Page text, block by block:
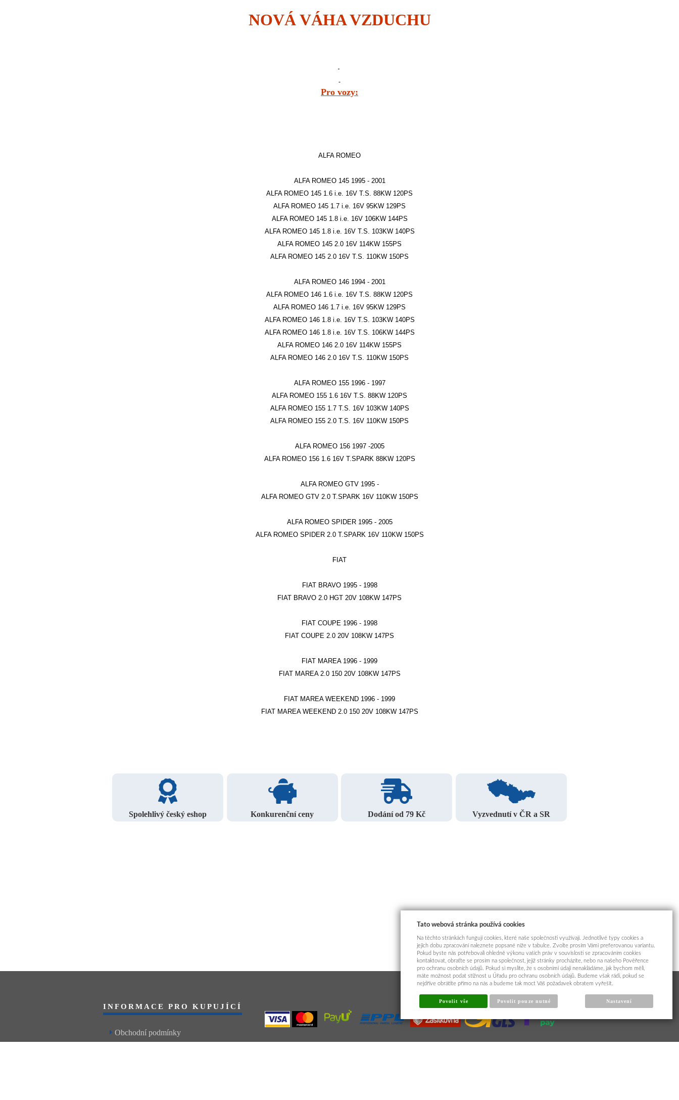
NOVÁ VÁHA VZDUCHU
Pro vozy:
ALFA ROMEO
ALFA ROMEO 145 1995 - 2001
ALFA ROMEO 145 1.6 i.e. 16V T.S. 88KW 120PS
ALFA ROMEO 145 1.7 i.e. 16V 95KW 129PS
ALFA ROMEO 145 1.8 i.e. 16V 106KW 144PS
ALFA ROMEO 145 1.8 i.e. 16V T.S. 103KW 140PS
ALFA ROMEO 145 2.0 16V 114KW 155PS
ALFA ROMEO 145 2.0 16V T.S. 110KW 150PS
ALFA ROMEO 146 1994 - 2001
ALFA ROMEO 146 1.6 i.e. 16V T.S. 88KW 120PS
ALFA ROMEO 146 1.7 i.e. 16V 95KW 129PS
ALFA ROMEO 146 1.8 i.e. 16V T.S. 103KW 140PS
ALFA ROMEO 146 1.8 i.e. 16V T.S. 106KW 144PS
ALFA ROMEO 146 2.0 16V 114KW 155PS
ALFA ROMEO 146 2.0 16V T.S. 110KW 150PS
ALFA ROMEO 155 1996 - 1997
ALFA ROMEO 155 1.6 16V T.S. 88KW 120PS
ALFA ROMEO 155 1.7 T.S. 16V 103KW 140PS
ALFA ROMEO 155 2.0 T.S. 16V 110KW 150PS
ALFA ROMEO 156 1997 -2005
ALFA ROMEO 156 1.6 16V T.SPARK 88KW 120PS
ALFA ROMEO GTV 1995 -
ALFA ROMEO GTV 2.0 T.SPARK 16V 110KW 150PS
ALFA ROMEO SPIDER 1995 - 2005
ALFA ROMEO SPIDER 2.0 T.SPARK 16V 110KW 150PS
FIAT
FIAT BRAVO 1995 - 1998
FIAT BRAVO 2.0 HGT 20V 108KW 147PS
FIAT COUPE 1996 - 1998
FIAT COUPE 2.0 20V 108KW 147PS
FIAT MAREA 1996 - 1999
FIAT MAREA 2.0 150 20V 108KW 147PS
FIAT MAREA WEEKEND 1996 - 1999
FIAT MAREA WEEKEND 2.0 150 20V 108KW 147PS
Spolehlivý český eshop Konkurenční ceny Dodání od 79 Kč Vyzvednutí v ČR a SR
INFORMACE PRO KUPUJÍCÍ
Obchodní podmínky
Tato webová stránka používá cookies
Na těchto stránkách fungují cookies, které naše společnosti využívají. Jednotlivé typy cookies a
jejich dobu zpracování naleznete popsané níže v tabulce. Zvolte prosím Vámi preferovanou variantu.
Pokud byste nás potřebovali ohledně výkonu vašich práv v souvislosti se zpracováním cookies
kontaktovat, obraťte se prosím na společnost, jejíž stránky procházíte, nebo na našeho Pověřence
pro ochranu osobních údajů. Pokud si myslíte, že s osobními údaji nenakládáme, jak bychom měli,
máte možnost podat stížnost u Úřadu pro ochranu osobních údajů. Budeme však rádi, pokud se
nejdříve obrátíte přímo na nás a budeme tak moct Váš požadavek obratem vyřešit.
Povolit vše Povolit pouze nutné Nastavení